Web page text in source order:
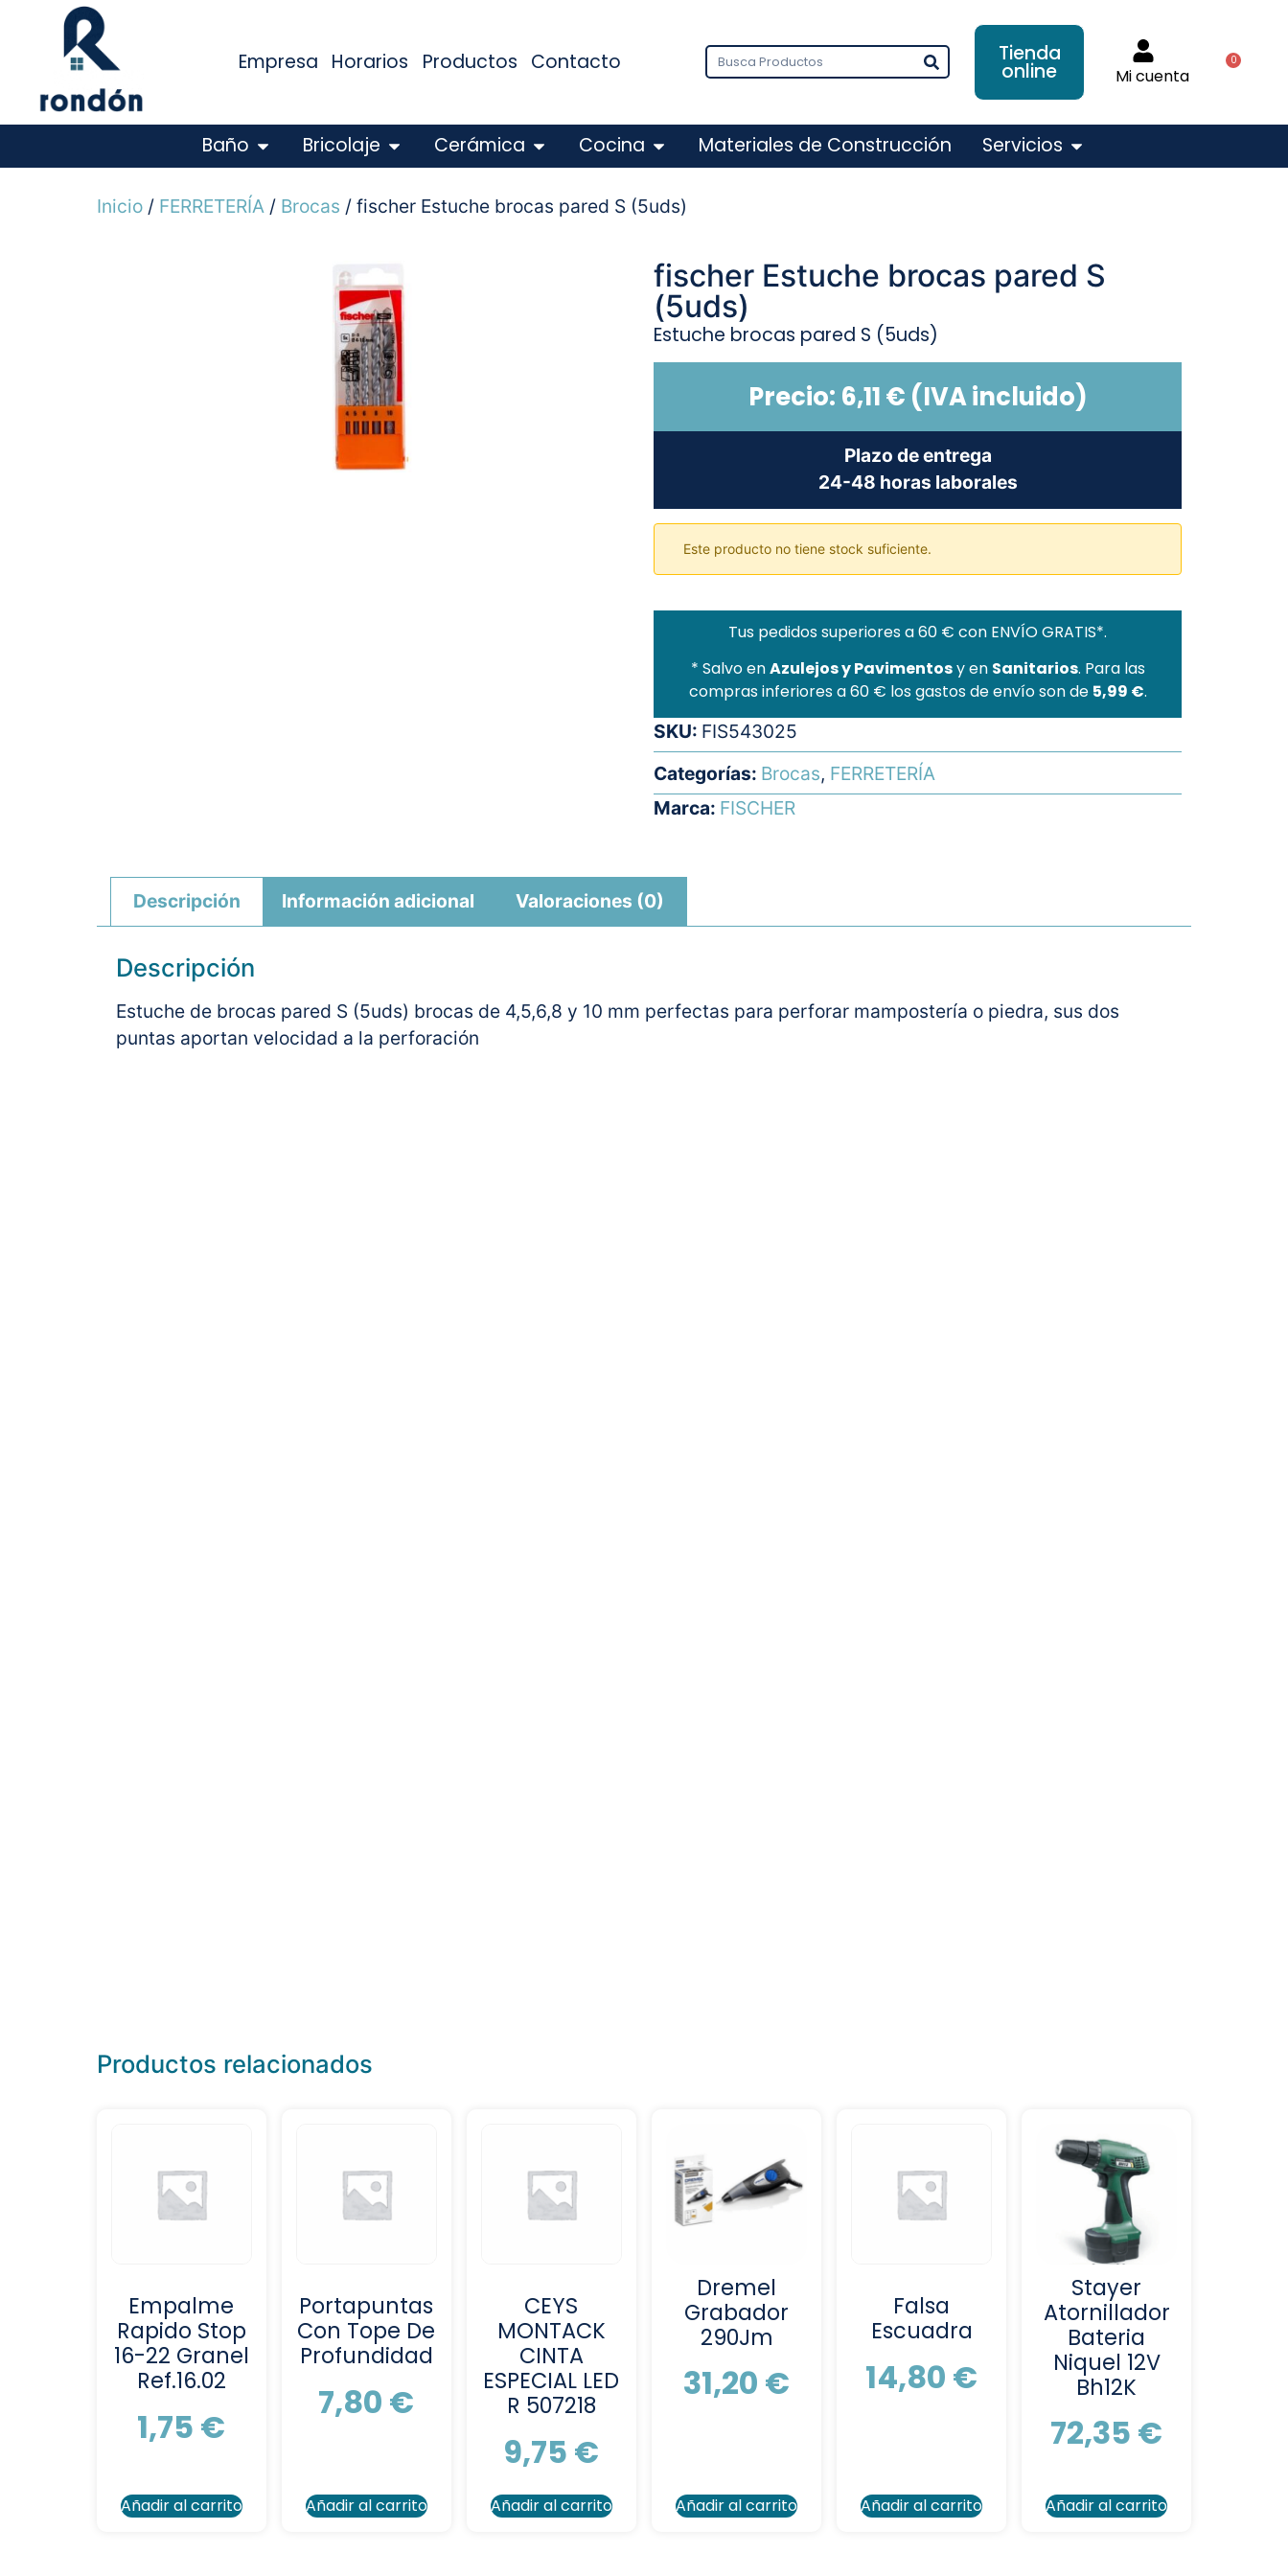
Empresa Horarios Productos Contacto Tienda
online Mi cuenta
0
Baño Bricolaje Cerámica Cocina Materiales de Construcción Servicios
Inicio/ FERRETERÍA/ Brocas / fischer Estuche brocas pared S (5uds)
fischer Estuche brocas pared S
(5uds)
Estuche brocas pared S (5uds)
Precio: 6,11€ (IVA incluido)
Plazo de entrega
24-48 horas laborales
Este producto no tiene stock suficiente.
Tus pedidos superiores a 60 € con ENVÍO GRATIS*.
* Salvo enAzulejos y Pavimentosy en Sanitarios. Para las
compras inferiores a 60 € los gastos de envío son de 5,99 €.
SKU: FIS543025
Categorías: Brocas, FERRETERÍA
Marca: FISCHER
Descripción Información adicional Valoraciones (0)
Descripción
Estuche de brocas pared S (5uds) brocas de 4,5,6,8 y 10 mm perfectas para perforar mampostería o piedra, sus dos
puntas aportan velocidad a la perforación
Productos relacionados
Empalme
Rapido Stop
16-22 Granel
Ref.16.02
1,75 €
Añadir al carrito
Portapuntas
Con Tope De
Profundidad
7,80 €
Añadir al carrito
CEYS
MONTACK
CINTA
ESPECIAL LED
R 507218
9,75 €
Añadir al carrito
Dremel
Grabador
290Jm
31,20 €
Añadir al carrito
Falsa
Escuadra
14,80 €
Añadir al carrito
Stayer
Atornillador
Bateria
Niquel 12V
Bh12K
72,35 €
Añadir al carrito